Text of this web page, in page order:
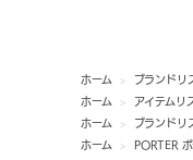
ホーム > ブランドリ
ホーム
> アイテムリ
ホーム
> ブランドリ
ホーム
> PORTER